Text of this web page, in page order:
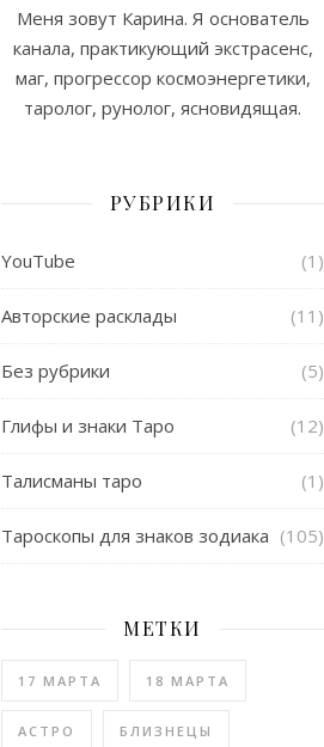
Меня зовут Карина. Я основатель
канала, практикующий экстрасенс,
маг, прогрессор космоэнергетики,
таролог, рунолог, ясновидящая.
РУБРИКИ
YouTube (1)
Авторские расклады (11)
Без рубрики (5)
Глифы и знаки Таро (12)
Талисманы таро (1)
Тароскопы для знаков зодиака (105)
МЕТКИ
17 МАРТА 18 МАРТА
АСТРО БЛИЗНЕЦЫ